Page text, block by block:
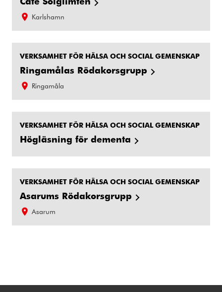
Karlshamn
VERKSAMHET FÖR HÄLSA OCH SOCIAL GEMENSKAP
Ringamålas Rödakorsgrupp
Ringamåla
VERKSAMHET FÖR HÄLSA OCH SOCIAL GEMENSKAP
Högläsning för dementa
VERKSAMHET FÖR HÄLSA OCH SOCIAL GEMENSKAP
Asarums Rödakorsgrupp
Asarum